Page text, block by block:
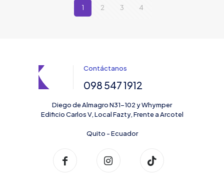
1 2 3 4
Contáctanos
098 547 1912
Diego de Almagro N31-102 y Whymper
Edificio Carlos V, Local Fazty, Frente a Arcotel
Quito - Ecuador